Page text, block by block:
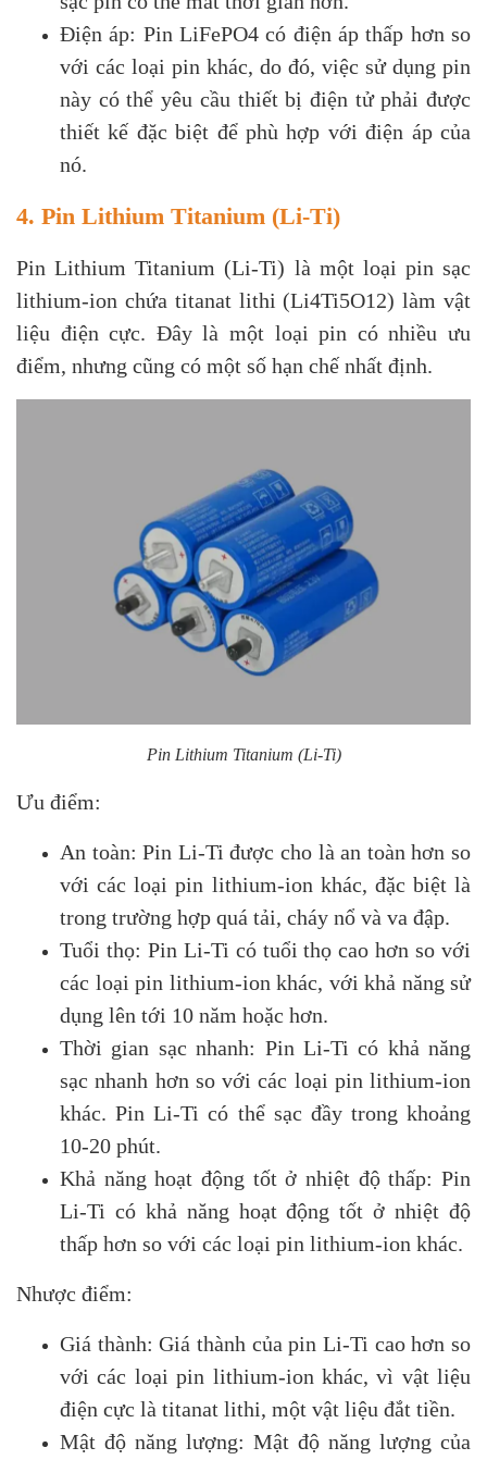
Điện áp: Pin LiFePO4 có điện áp thấp hơn so
với các loại pin khác, do đó, việc sử dụng pin
này có thể yêu cầu thiết bị điện tử phải được
thiết kế đặc biệt để phù hợp với điện áp của
nó.
4. Pin Lithium Titanium (Li-Ti)
Pin Lithium Titanium (Li-Ti) là một loại pin sạc
lithium-ion chứa titanat lithi (Li4Ti5O12) làm vật
liệu điện cực. Đây là một loại pin có nhiều ưu
điểm, nhưng cũng có một số hạn chế nhất định.
Pin Lithium Titanium (Li-Ti)
Ưu điểm:
An toàn: Pin Li-Ti được cho là an toàn hơn so
với các loại pin lithium-ion khác, đặc biệt là
trong trường hợp quá tải, cháy nổ và va đập.
Tuổi thọ: Pin Li-Ti có tuổi thọ cao hơn so với
các loại pin lithium-ion khác, với khả năng sử
dụng lên tới 10 năm hoặc hơn.
Thời gian sạc nhanh: Pin Li-Ti có khả năng
sạc nhanh hơn so với các loại pin lithium-ion
khác. Pin Li-Ti có thể sạc đầy trong khoảng
10-20 phút.
Khả năng hoạt động tốt ở nhiệt độ thấp: Pin
Li-Ti có khả năng hoạt động tốt ở nhiệt độ
thấp hơn so với các loại pin lithium-ion khác.
Nhược điểm:
Giá thành: Giá thành của pin Li-Ti cao hơn so
với các loại pin lithium-ion khác, vì vật liệu
điện cực là titanat lithi, một vật liệu đắt tiền.
Mật độ năng lượng: Mật độ năng lượng của